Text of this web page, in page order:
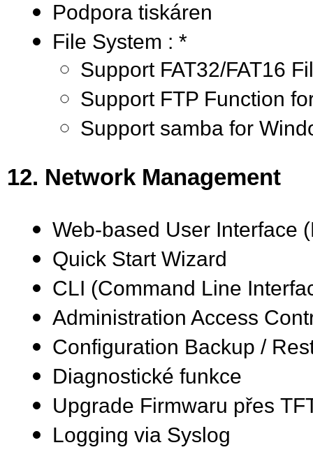
Podpora tiskáren
File System : *
Support FAT32/FAT16
Support FTP Function
Support samba for
12. Network Management
Web-based User Interface
Quick Start Wizard
CLI (Command Line
Administration Access
Configuration Backup /
Diagnostické funkce
Upgrade Firmwaru přes
Logging via Syslog